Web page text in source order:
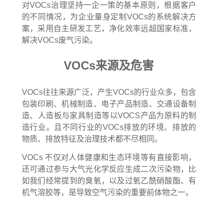
对VOCs治理坚持一企一策的基本原则，根据客户
的不同情况，为企业量身定制VOCs的系统解决方
案，采用自主研发工艺，净化效率远超国家标准，
解决VOCs废气污染。
VOCs来源及危害
VOCs往往来源广泛，产生VOCs的行业众多，包含
包装印刷、机械制造、电子产品制造、交通设备制
造、人造板与家具制造等以VOCS产品为原料的制
造行业。且不同行业的VOCs排放的环境、排放的
物质、排放特征及治理技术都不尽相同。
VOCs 不仅对人体健康和生态环境等有直接影响，
还可通过参与大气光化学反应生成二次污染物，比
如我们经常提到的臭氧，以及过氧乙酰硝酸酯、有
机气溶胶等，是导致空气污染的重要前体物之一。